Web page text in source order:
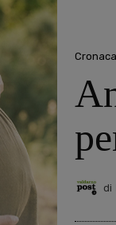
Cronaca
di